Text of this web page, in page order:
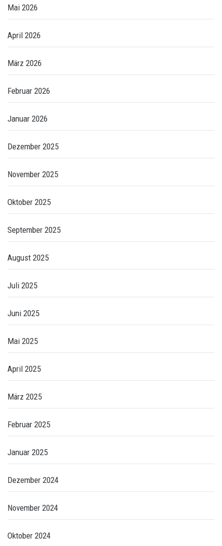
Mai 2026
April 2026
März 2026
Februar 2026
Januar 2026
Dezember 2025
November 2025
Oktober 2025
September 2025
August 2025
Juli 2025
Juni 2025
Mai 2025
April 2025
März 2025
Februar 2025
Januar 2025
Dezember 2024
November 2024
Oktober 2024